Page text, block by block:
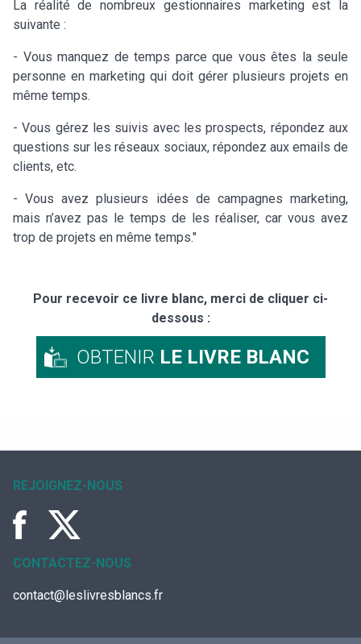
La réalité de nombreux gestionnaires marketing est la
suivante :
- Vous manquez de temps parce que vous êtes la seule
personne en marketing qui doit gérer plusieurs projets en
même temps.
- Vous gérez les suivis avec les prospects, répondez aux
questions sur les réseaux sociaux, répondez aux emails de
clients, etc.
- Vous avez plusieurs idées de campagnes marketing,
mais n’avez pas le temps de les réaliser, car vous avez
trop de projets en même temps."
Pour recevoir ce livre blanc, merci de cliquer ci-
dessous :
OBTENIR LE LIVRE BLANC
REJOIGNEZ-NOUS
CONTACTEZ-NOUS
contact@leslivresblancs.fr